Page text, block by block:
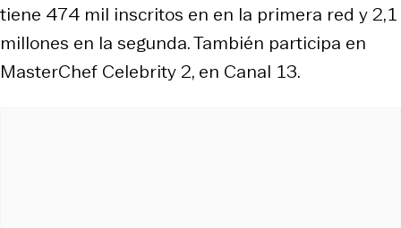
tiene 474 mil inscritos en en la primera red y 2,1
millones en la segunda. También participa en
MasterChef Celebrity 2, en Canal 13.